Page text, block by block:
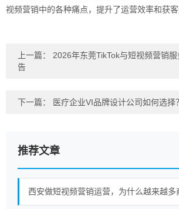
视频营销中的各种痛点，提升了运营效率和获客
上一篇： 2026年东莞TikTok与短视频营销
告
下一篇： 医疗企业VI品牌设计公司如何选择？
推荐文章